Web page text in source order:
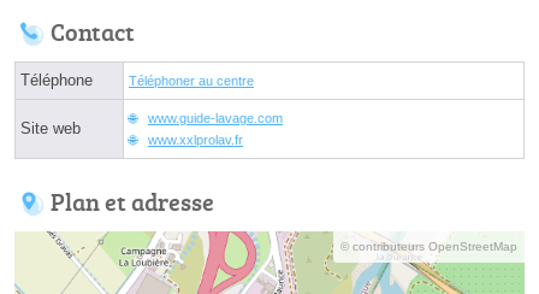
Contact
Téléphone Téléphoner au centre
Site web
www.guide-lavage.com
www.xxlprolav.fr
Plan et adresse
© contributeurs OpenStreetMap